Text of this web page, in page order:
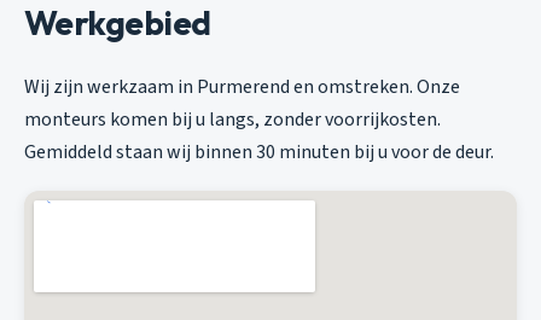
Werkgebied
Wij zijn werkzaam in Purmerend en omstreken. Onze
monteurs komen bij u langs, zonder voorrijkosten.
Gemiddeld staan wij binnen 30 minuten bij u voor de deur.